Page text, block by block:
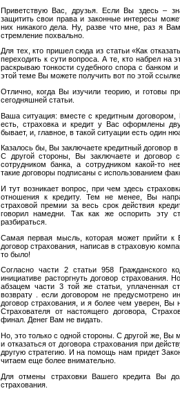
Приветствую Вас, друзья. Если Вы здесь –
защитить свои права и законные интересы
них никакого дела. Ну, разве что мне, раз я
стремление похвально.
Для тех, кто пришел сюда из статьи «Как
переходить к сути вопроса. А те, кто набрел на
раскрываю тонкости судебного спора с банком
этой теме Вы можете получить вот по этой
Отлично, когда Вы изучили теорию, и готовы
сегодняшней статьи.
Ваша ситуация: вместе с кредитным договором,
есть, страховка и кредит у Вас оформлены
бывает, и, главное, в такой ситуации есть один
Казалось бы, Вы заключаете кредитный договор
С другой стороны, Вы заключаете и договор
сотрудником банка, а сотрудником какой-то
такие договоры подписаны с использованием
И тут возникает вопрос, при чем здесь
отношения к кредиту. Тем не менее, Вы
страховой премии за весь срок действия
говорил намедни. Так как же оспорить эту
разбираться.
Самая первая мысль, которая может прийти к
договор страхования, написав в страховую
то было!
Согласно части 2 статьи 958 Гражданского
инициативе расторгнуть договор страхования.
абзацем части 3 той же статьи, уплаченная
возврату . если договором не предусмотрено
договор страхования, и я более чем уверен, Вы
Страхователя от настоящего договора,
финал. Денег Вам не видать.
Но, это только с одной стороны. С другой же, Вы
и отказаться от договора страхования при
другую стратегию. И на помощь нам придет
читаем еще более внимательно.
Для отмены страховки Вашего кредита Вы
страхования.